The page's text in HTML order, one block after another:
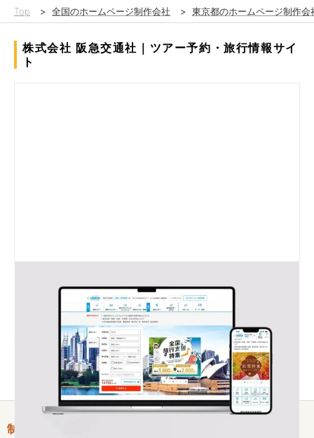
Top > 全国のホームページ制作会社 > 東京都のホームページ制作会
株式会社 阪急交通社｜ツアー予約・旅行情報サイ
ト
日本国内で有数の規模を誇る旅行予約サイト「阪急交通社｜ツア
ー予約・旅行情報サイト」の企画・ディレクションやデザイン、
フロント・バックエンド開発、管理・保守・運用・サポートを約
20年と長く担当させていただいております。時代に合わせて
CMSやRPAの選定・導入サポートと実装なども担当させていただ
いている他、写真や動画の版権管理などもお任せいただいており
制作情報